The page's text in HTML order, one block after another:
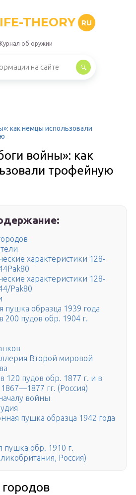
THEORY RU
об оружии
как немцы использовали
войны»: как
трофейную
характеристики 128-
характеристики 128-
Pak80
пушка образца 1939 года
200 пудов обр. 1904 г.
Второй мировой
120 пудов обр. 1877 г. и в
гг. (Россия)
войны
пушка образца 1942 года
пушка обр. 1910 г.
Россия)